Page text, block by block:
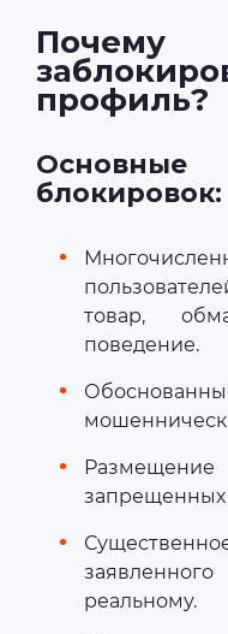
профиль?
блокировок:
товар,
поведение.
запрещенных
реальному.